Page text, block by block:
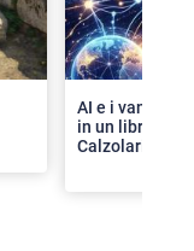
AI e i vantaggi
in un libro con
Calzolari
>